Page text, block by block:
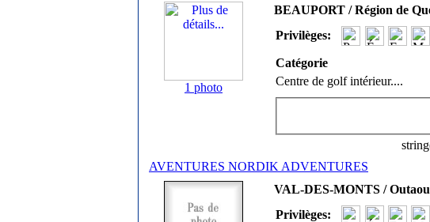
1 photo
BEAUPORT / Région de
Privilèges:
Catégorie
Centre de golf intérieur....
AVENTURES NORDIK ADVENTURES
VAL-DES-MONTS /
Privilèges: